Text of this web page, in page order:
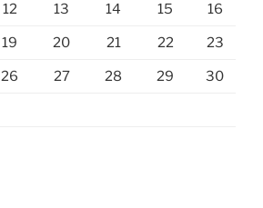
12 13 14 15 16
19 20 21 22 23
26 27 28 29 30